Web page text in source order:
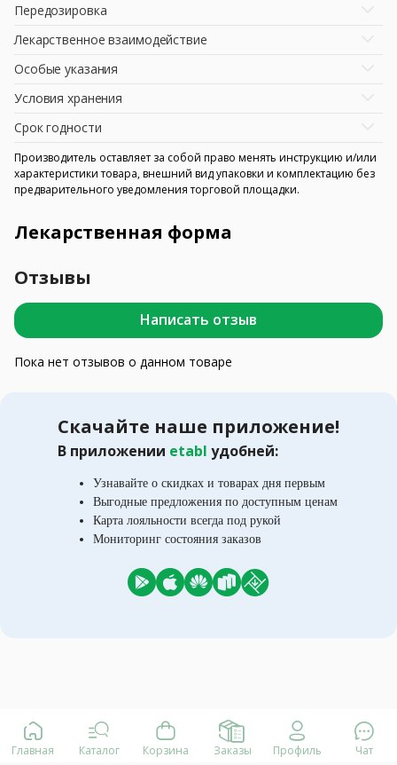
Передозировка
Лекарственное взаимодействие
Особые указания
Условия хранения
Срок годности
Производитель оставляет за собой право менять инструкцию и/или
характеристики товара, внешний вид упаковки и комплектацию без
предварительного уведомления торговой площадки.
Лекарственная форма
Отзывы
Написать отзыв
Пока нет отзывов о данном товаре
Скачайте наше приложение!
В приложении etabl удобней:
Узнавайте о скидках и товарах дня первым
Выгодные предложения по доступным ценам
Карта лояльности всегда под рукой
Мониторинг состояния заказов
Главная Каталог Корзина Заказы Профиль Чат